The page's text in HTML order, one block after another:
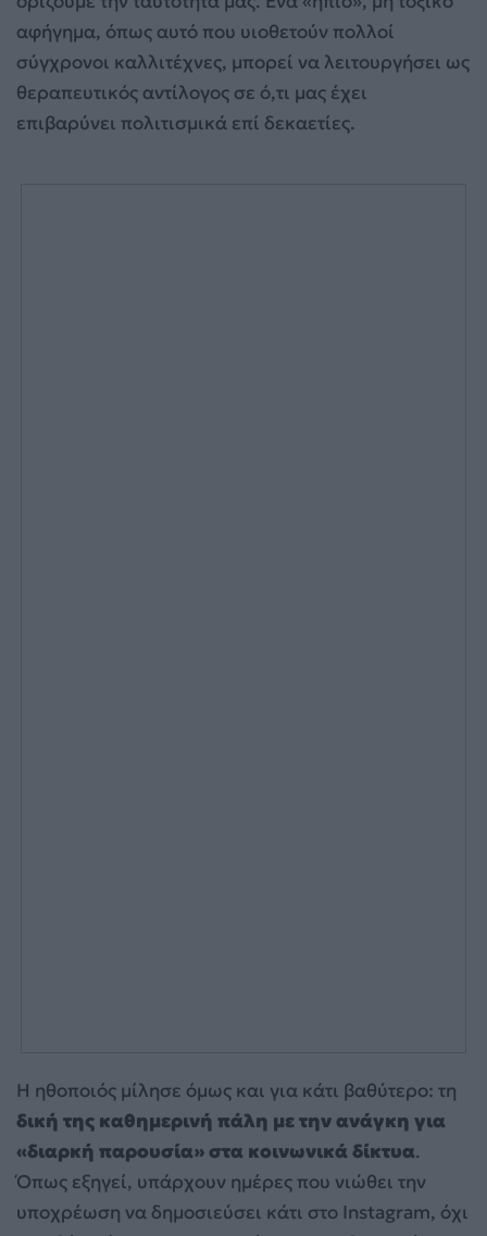
αφήγημα, όπως αυτό που υιοθετούν πολλοί
σύγχρονοι καλλιτέχνες, μπορεί να λειτουργήσει ως
θεραπευτικός αντίλογος σε ό,τι μας έχει
επιβαρύνει πολιτισμικά επί δεκαετίες.
Η ηθοποιός μίλησε όμως και για κάτι βαθύτερο: τη
δική της καθημερινή πάλη με την ανάγκη για
«διαρκή παρουσία» στα κοινωνικά δίκτυα.
Όπως εξηγεί, υπάρχουν ημέρες που νιώθει την
υποχρέωση να δημοσιεύσει κάτι στο Instagram, όχι